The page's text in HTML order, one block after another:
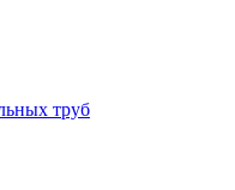
труб